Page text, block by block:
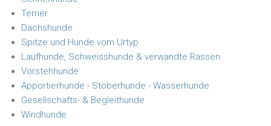
Terrier
Dachshunde
Spitze und Hunde vom Urtyp
Laufhunde, Schweisshunde & verwandte Rassen
Vorstehhunde
Apportierhunde - Stöberhunde - Wasserhunde
Gesellschafts- & Begleithunde
Windhunde